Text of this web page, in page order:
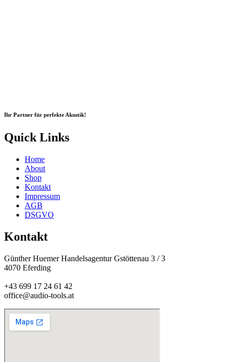
Ihr Partner für perfekte Akustik!
Quick Links
Home
About
Shop
Kontakt
Impressum
AGB
DSGVO
Kontakt
Günther Huemer Handelsagentur Gstöttenau 3 / 3
4070 Eferding
+43 699 17 24 61 42
office@audio-tools.at